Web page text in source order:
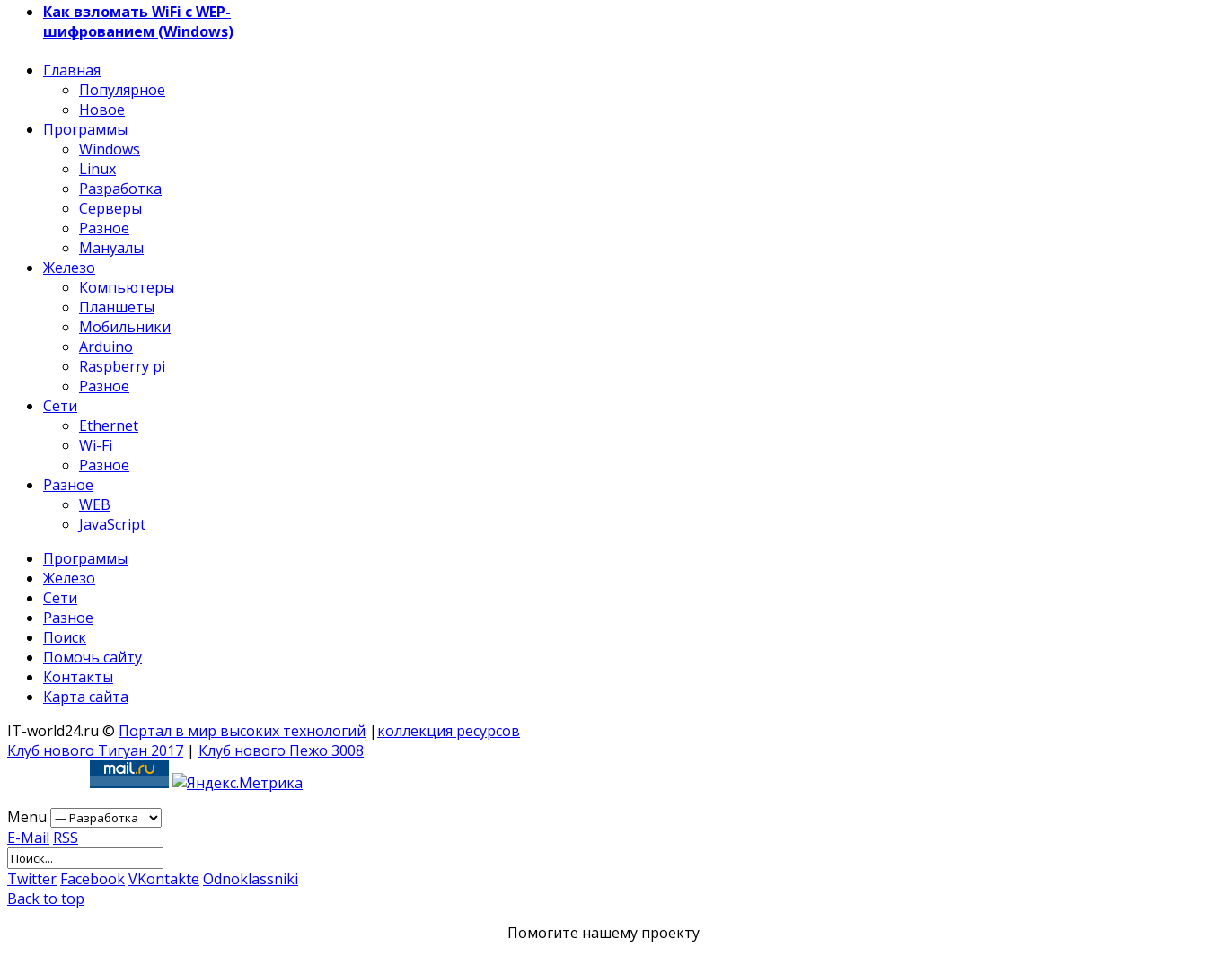
Как взломать WiFi с WEP-
шифрованием (Windows)
Главная
Популярное
Новое
Программы
Windows
Linux
Разработка
Серверы
Разное
Мануалы
Железо
Компьютеры
Планшеты
Мобильники
Arduino
Raspberry pi
Разное
Сети
Ethernet
Wi-Fi
Разное
Разное
WEB
JavaScript
Программы
Железо
Сети
Разное
Поиск
Помочь сайту
Контакты
Карта сайта
IT-world24.ru © Портал в мир высоких технологий | коллекция ресурсов
Клуб нового Тигуан 2017 | Клуб нового Пежо 3008
Menu
E-Mail RSS
Twitter FacebookVKontakte Odnoklassniki
Back to top
Помогите нашему проекту